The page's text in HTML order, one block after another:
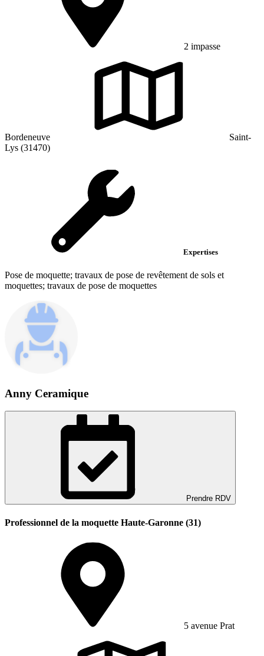
2 impasse
Bordeneuve
Saint-
Lys (31470)
Expertises
Pose de moquette; travaux de pose de revêtement de sols et
moquettes; travaux de pose de moquettes
Anny Ceramique
Prendre RDV
Professionnel de la moquette Haute-Garonne (31)
5 avenue Prat